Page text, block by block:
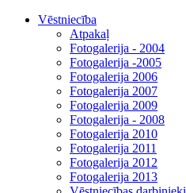
Vēstniecība
Atpakaļ
Fotogalerija - 2004
Fotogalerija -2005
Fotogalerija 2006
Fotogalerija 2007
Fotogalerija 2009
Fotogalerija - 2008
Fotogalerija 2010
Fotogalerija 2011
Fotogalerija 2012
Fotogalerija 2013